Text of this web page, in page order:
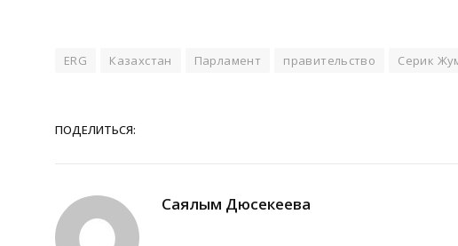
ERG Казахстан Парламент правительство Серик
ПОДЕЛИТЬСЯ:
Саялым Дюсекеева